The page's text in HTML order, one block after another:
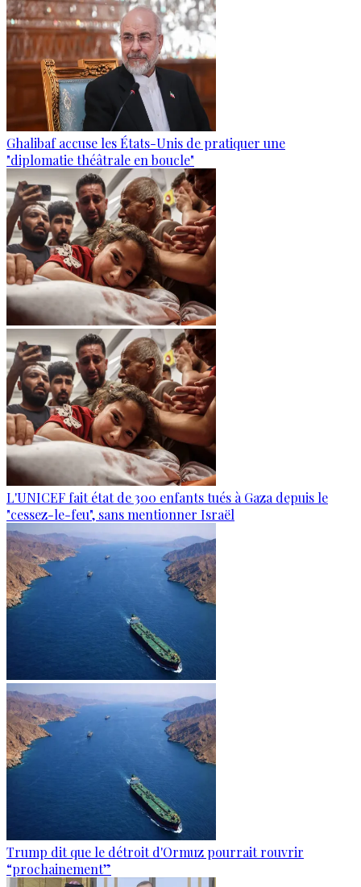
Ghalibaf accuse les États-Unis de pratiquer une
"diplomatie théâtrale en boucle"
L'UNICEF fait état de 300 enfants tués à Gaza depuis le
"cessez-le-feu", sans mentionner Israël
Trump dit que le détroit d'Ormuz pourrait rouvrir
“prochainement”